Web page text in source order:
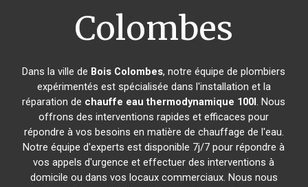
Colombes
Dans la ville de Bois Colombes, notre équipe de plombiers
expérimentés est spécialisée dans l'installation et la
réparation de chauffe eau thermodynamique 100l. Nous
offrons des interventions rapides et efficaces pour
répondre à vos besoins en matière de chauffage de l'eau.
Notre équipe d'experts est disponible 7j/7 pour répondre à
vos appels d'urgence et effectuer des interventions à
domicile ou dans vos locaux commerciaux. Nous nous